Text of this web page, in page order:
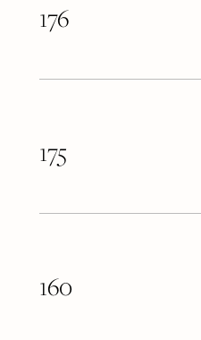
176
175
160